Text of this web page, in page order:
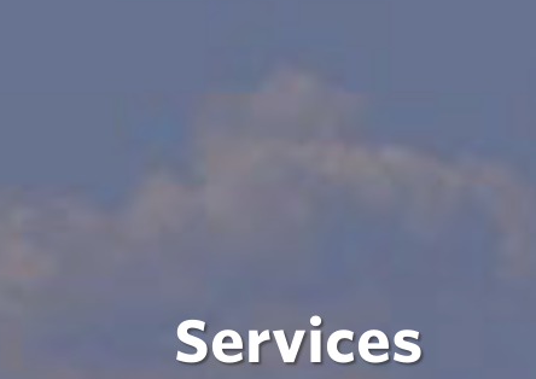
Services